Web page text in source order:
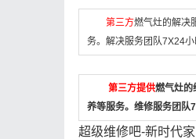
第三方燃气灶的解决
务。解决服务团队7X24
第三方提供燃气灶的
养等服务。维修服务团队
超级维修吧-新时代